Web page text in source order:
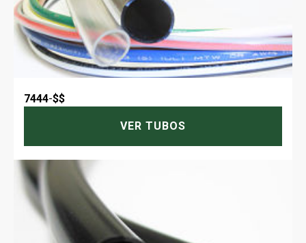
7444-$$
VER TUBOS